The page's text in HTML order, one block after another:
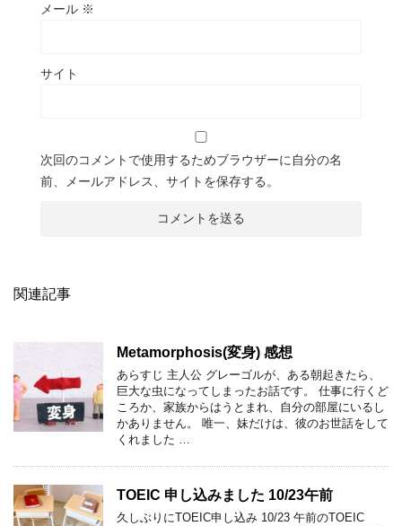
メール ※
サイト
次回のコメントで使用するためブラウザーに自分の名
前、メールアドレス、サイトを保存する。
関連記事
Metamorphosis(変身) 感想
あらすじ 主人公 グレーゴルが、ある朝起きたら、
巨大な虫になってしまったお話です。 仕事に行くど
ころか、家族からはうとまれ、自分の部屋にいるし
かありません。 唯一、妹だけは、彼のお世話をして
くれました …
TOEIC 申し込みました 10/23午前
久しぶりにTOEIC申し込み 10/23 午前のTOEIC